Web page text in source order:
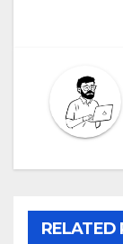
RELATED